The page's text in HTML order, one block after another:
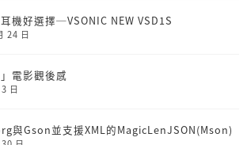
機好選擇─VSONIC NEW VSD1S
24 日
電影觀後感
日
與Gson並支援XML的MagicLenJSON(Mson)